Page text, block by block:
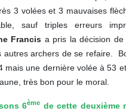
3 volées et 3 mauvaises
sauf triples erreurs
Francis a pris la décision de
autres archers de se refaire.
mais une dernière volée à 53
très bon pour le moral.
6ème de cette deuxième